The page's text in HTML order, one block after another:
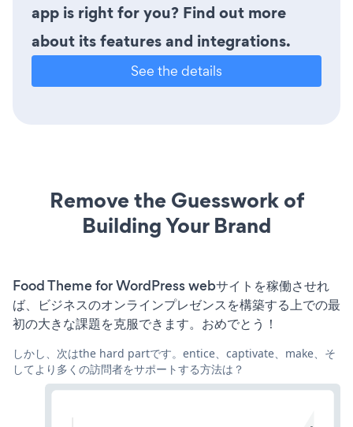
app is right for you? Find out more
about its features and integrations.
See the details
Remove the Guesswork of
Building Your Brand
Food Theme for WordPress webサイトを稼働させれ
ば、ビジネスのオンラインプレゼンスを構築する上での最
初の大きな課題を克服できます。おめでとう！
しかし、次はthe hard partです。entice、captivate、make、そ
してより多くの訪問者をサポートする方法は？